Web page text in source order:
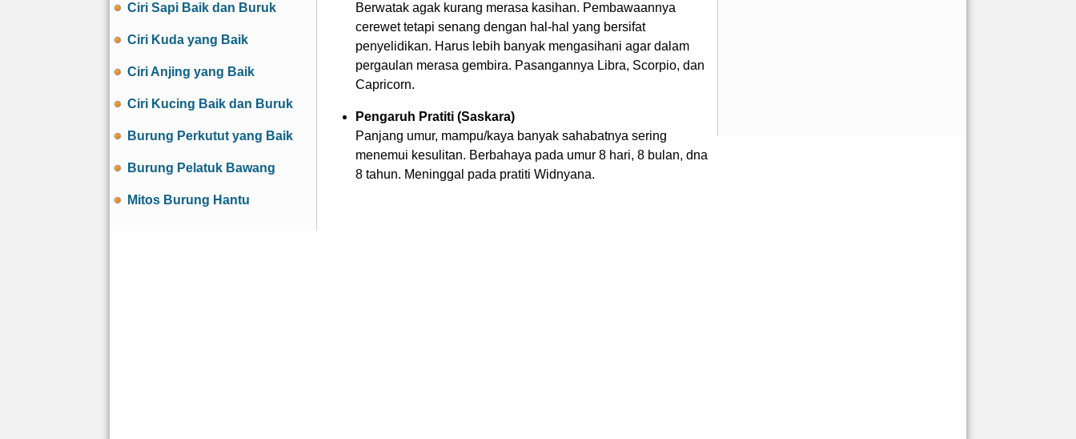
Ciri Sapi Baik dan Buruk
Ciri Kuda yang Baik
Ciri Anjing yang Baik
Ciri Kucing Baik dan Buruk
Burung Perkutut yang Baik
Burung Pelatuk Bawang
Mitos Burung Hantu
Berwatak agak kurang merasa kasihan. Pembawaannya
cerewet tetapi senang dengan hal-hal yang bersifat
penyelidikan. Harus lebih banyak mengasihani agar dalam
pergaulan merasa gembira. Pasangannya Libra, Scorpio, dan
Capricorn.
Pengaruh Pratiti (Saskara)
Panjang umur, mampu/kaya banyak sahabatnya sering
menemui kesulitan. Berbahaya pada umur 8 hari, 8 bulan, dna
8 tahun. Meninggal pada pratiti Widnyana.